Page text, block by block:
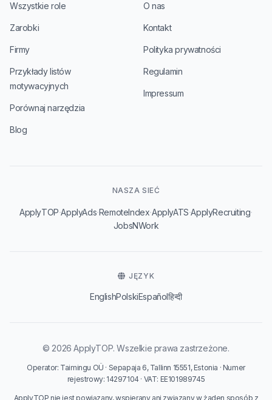
Wszystkie role
Zarobki
Firmy
Przykłady listów
motywacyjnych
Porównaj narzędzia
Blog
O nas
Kontakt
Polityka prywatności
Regulamin
Impressum
NASZA SIEĆ
ApplyTOP·ApplyAds·RemoteIndex·ApplyATS·ApplyRecruiting·
JobsNWork
JĘZYK
EnglishPolskiEspañolहिन्दी
© 2026 ApplyTOP. Wszelkie prawa zastrzeżone.
Operator: Taimingu OÜ · Sepapaja 6, Tallinn 15551, Estonia · Numer
rejestrowy: 14297104 · VAT: EE101989745
ApplyTOP nie jest powiązany, wspierany ani związany w żaden sposób z